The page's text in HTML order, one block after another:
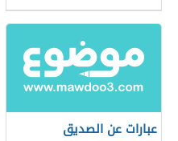
عبارات عن الصديق